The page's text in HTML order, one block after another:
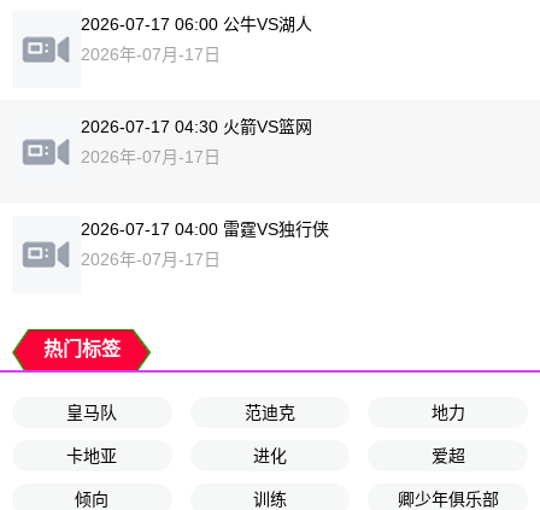
2026-07-17 06:00 公牛VS湖人
2026年-07月-17日
2026-07-17 04:30 火箭VS篮网
2026年-07月-17日
2026-07-17 04:00 雷霆VS独行侠
2026年-07月-17日
热门标签
皇马队 范迪克 地力
卡地亚 进化 爱超
倾向 训练 卿少年俱乐部